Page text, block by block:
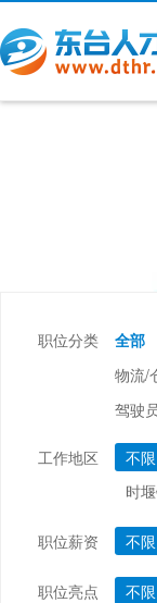
职位分类 全部
物流/
驾驶
美容/
市场
能源/
工作地区 不限
时
职位薪资 不限
职位亮点 不限